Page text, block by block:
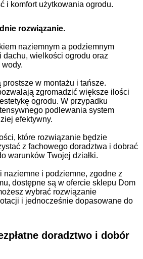
i komfort użytkowania ogrodu.
rozwiązanie.
naziemnym a podziemnym
wielkości ogrodu oraz
w montażu i tańsze.
zgromadzić większe ilości
ogrodu. W przypadku
podlewania system
efektywny.
które rozwiązanie będzie
z fachowego doradztwa i dobrać
warunków Twojej działki.
i podziemne, zgodne z
dostępne są w ofercie sklepu Dom
wybrać rozwiązanie
i jednocześnie dopasowane do
doradztwo i dobór